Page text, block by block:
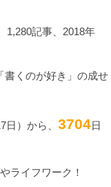
1,280記事、2018年
書くのが好き」の成せ
）から、 3704日
ライフワーク！